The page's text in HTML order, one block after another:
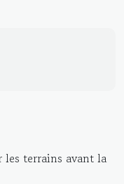
les terrains avant la